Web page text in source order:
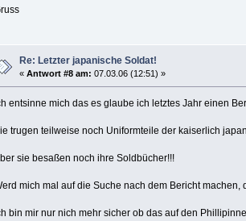
Re: Letzter japanische Soldat!
«Antwort #8 am: 07.03.06 (12:51) »
entsinne mich das es glaube ich letztes Jahr einen
trugen teilweise noch Uniformteile der kaiserlich
sie besaßen noch ihre Soldbücher!!!
mich mal auf die Suche nach dem Bericht
bin mir nur nich mehr sicher ob das auf den